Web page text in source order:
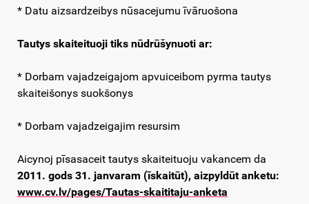
* Datu aizsardzeibys nūsacejumu īvāruošona
Tautys skaiteituoji tiks nūdrūšynuoti ar:
* Dorbam vajadzeigajom apvuiceibom pyrma tautys
skaiteišonys suokšonys
* Dorbam vajadzeigajim resursim
Aicynoj pīsasaceit tautys skaiteituoju vakancem da
2011. gods 31. janvaram (īskaitūt), aizpyldūt anketu:
www.cv.lv/pages/Tautas-skaititaju-anketa